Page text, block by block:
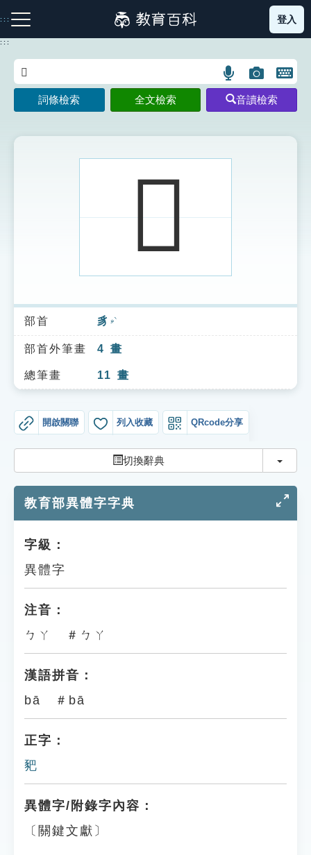
到
主
:::
注音索引圖示 筆畫索引圖示 部首索引表圖示
索引選單
知識索引
單字索引
貓頭鷹博士
登入
:::
語
言
搜
示
圖
片
搜
開
鍵
圖
詞條檢索 全文檢索 音讀檢索
𧲧
部首 豸 ㄓˋ
部首外筆畫 4 畫
總筆畫 11 畫
開啟關聯 列入收藏 QRcode分享
切換辭典 切換
教育部異體字字典
字級：
異體字
注音：
ㄅㄚ ＃ㄅㄚ
漢語拼音：
bā ＃bā
正字：
豝
異體字/附錄字內容：
〔關鍵文獻〕